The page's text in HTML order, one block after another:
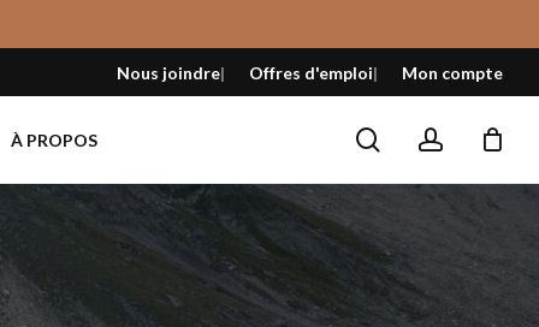
Nous joindre Offres d'emploi Mon compte
À PROPOS searchaccount
Fermer
le
panier